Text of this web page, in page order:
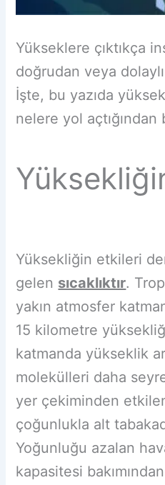
Yükseklere çıktıkça
doğrudan veya
İşte, bu yazıda
nelere yol açtığından
Yüksekliğin etkileri
gelen sıcaklıktır.
yakın atmosfer
15 kilometre
katmanda yükseklik
molekülleri daha
yer çekiminden
çoğunlukla alt
Yoğunluğu azalan
kapasitesi